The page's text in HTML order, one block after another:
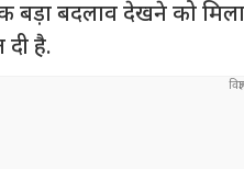
बदलाव देखने को
दी है.